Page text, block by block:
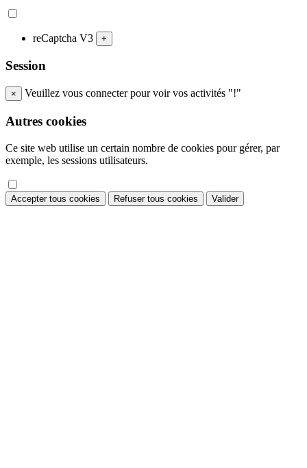
reCaptcha V3 +
Session
× Veuillez vous connecter pour voir vos activités "!"
Autres cookies
Ce site web utilise un certain nombre de cookies pour gérer, par
exemple, les sessions utilisateurs.
Accepter tous cookies Refuser tous cookies Valider